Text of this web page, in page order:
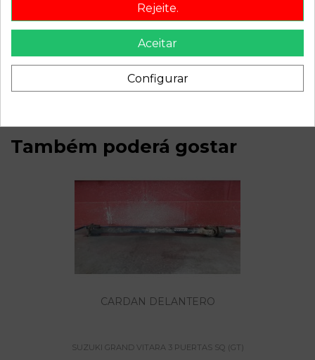
Descrição
Recambio de mando climatizador para suzuki grand vitara 3
puertas sq (gt) referencia OEM IAM 7440054J02
Também poderá gostar
CARDAN DELANTERO
SUZUKI GRAND VITARA 3 PUERTAS SQ (GT)
Rejeite.
Aceitar
Configurar